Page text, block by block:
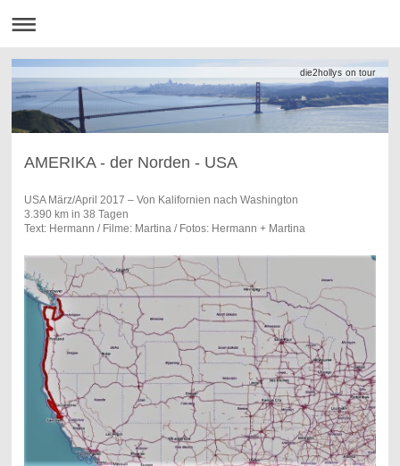
die2hollys on tour
AMERIKA - der Norden - USA
USA März/April 2017 – Von Kalifornien nach Washington
3.390 km in 38 Tagen
Text: Hermann / Filme: Martina / Fotos: Hermann + Martina